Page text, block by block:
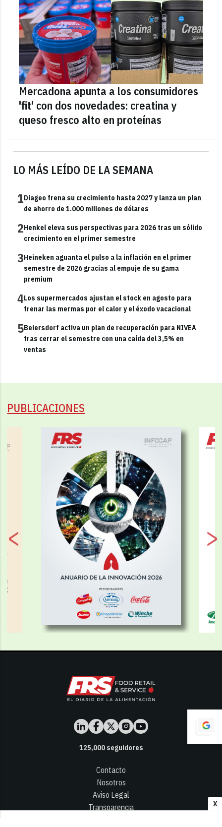
X
LO MÁS LEÍDO DE LA SEMANA
1Diageo frena su crecimiento hasta 2027 y lanza un plan
de ahorro de 1.000 millones de dólares
2Henkel eleva sus perspectivas para 2026 tras un sólido
crecimiento en el primer semestre
3Heineken aguanta el pulso a la inflación en el primer
semestre de 2026 gracias al empuje de su gama
premium
4Los supermercados ajustan el stock en agosto para
frenar las mermas por el calor y el éxodo vacacional
5Beiersdorf activa un plan de recuperación para NIVEA
tras cerrar el semestre con una caída del 3,5% en
ventas
Mercadona apunta a los consumidores
'fit' con dos novedades: creatina y
queso fresco alto en proteínas
PUBLICACIONES
125,000seguidores
Contacto
Nosotros
Aviso Legal
Transparencia